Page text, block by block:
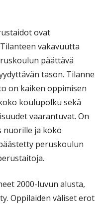
ovat
vakavuutta
päättävä
tason. Tilanne
on kaiken oppimisen
koulupolku sekä
vaarantuvat. On
nuorille ja koko
peruskoulun
2000-luvun alusta,
Oppilaiden väliset erot